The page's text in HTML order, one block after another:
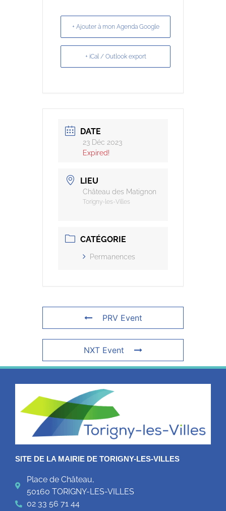
+ Ajouter à mon Agenda Google
+ iCal / Outlook export
DATE
23 Déc 2023
Expired!
LIEU
Château des Matignon
Torigny-les-Villes
CATÉGORIE
Permanences
PRV Event
NXT Event
SITE DE LA MAIRIE DE TORIGNY-LES-VILLES
Place de Château,
50160 TORIGNY-LES-VILLES
02 33 56 71 44